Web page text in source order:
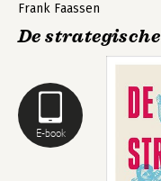
E-book
Frank Faassen
De